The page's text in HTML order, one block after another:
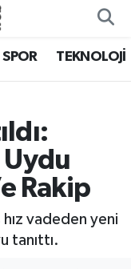
SPOR TEKNOLOJİ
Uydu
Rakip
hız vadeden yeni
tanıttı.